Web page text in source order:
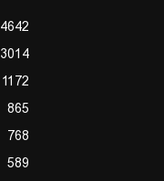
4642
3014
1172
865
768
589